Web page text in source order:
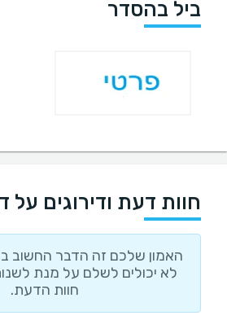
ביל בהסדר
חוות דעת ודירוגים על
האמון שלכם זה הדבר החשוב
לא יכולים לשלם על מנת
חוות הדעת.